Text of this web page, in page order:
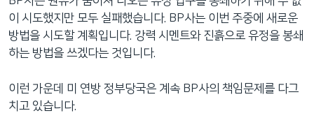
이 시도했지만 모두 실패했습니다. BP사는 이번 주중에 새로운
방법을 시도할 계획입니다. 강력 시멘트와 진흙으로 유정을 봉쇄
하는 방법을 쓰겠다는 것입니다.
이런 가운데 미 연방 정부당국은 계속 BP사의 책임문제를 다그
치고 있습니다.